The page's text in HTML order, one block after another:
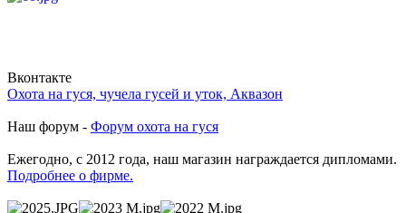
Вконтакте
Охота на гуся, чучела гусей и уток, Аквазон
Наш форум - Форум охота на гуся
Ежегодно, с 2012 года, наш магазин награждается дипломами.
Подробнее о фирме.